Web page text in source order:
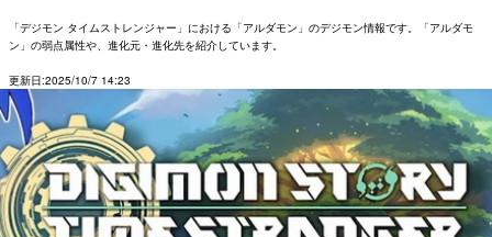
「デジモン タイムストレンジャー」における「アルダモン」のデジモン情報です。「アルダモ
ン」の弱点属性や、進化元・進化先を紹介しています。
更新日:2025/10/7 14:23